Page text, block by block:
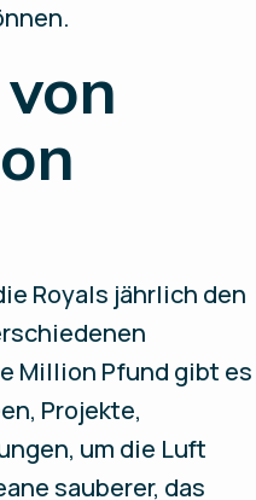
Royals jährlich den
Million Pfund gibt es
Projekte,
um die Luft
sauberer, das